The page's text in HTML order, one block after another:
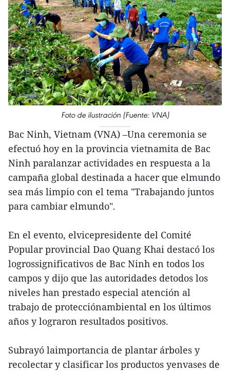
Foto de ilustración (Fuente: VNA)
Bac Ninh, Vietnam (VNA) –Una ceremonia se
efectuó hoy en la provincia vietnamita de Bac
Ninh paralanzar actividades en respuesta a la
campaña global destinada a hacer que elmundo
sea más limpio con el tema "Trabajando juntos
para cambiar elmundo".
En el evento, elvicepresidente del Comité
Popular provincial Dao Quang Khai destacó los
logrossignificativos de Bac Ninh en todos los
campos y dijo que las autoridades detodos los
niveles han prestado especial atención al
trabajo de protecciónambiental en los últimos
años y lograron resultados positivos.
Subrayó laimportancia de plantar árboles y
recolectar y clasificar los productos yenvases de